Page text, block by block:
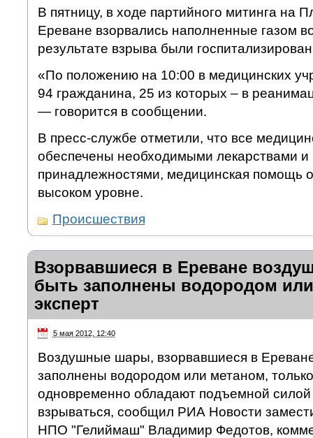
В пятницу, в ходе партийного митинга на
Ереване взорвались наполненные газом
результате взрыва были
«По положению на 10:00 в медицинских
94 гражданина, 25 из которых – в
— говорится в сообщении.
В пресс-службе отметили, что все
обеспечены необходимыми лекарствами
принадлежностями, медицинская помощь
высоком уровне.
Происшествия
Взорвавшиеся в Ереване
быть заполнены водородом
эксперт
5 мая 2012, 12:40
Воздушные шары, взорвавшиеся в
заполнены водородом или метаном,
одновременно обладают подъемной
взрываться, сообщил РИА Новости
НПО "Гелиймаш" Владимир Федотов,